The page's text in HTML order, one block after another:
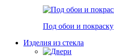
Под обои и покраску
Изделия из стекла